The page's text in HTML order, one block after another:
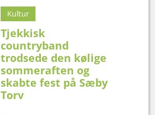
Kultur
Tjekkisk
countryband
trodsede den kølige
sommeraften og
skabte fest på Sæby
Torv